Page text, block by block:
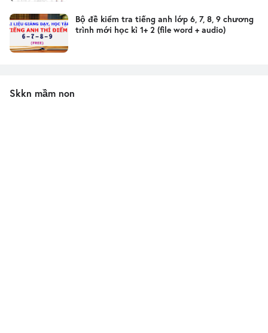
Bộ đề kiểm tra tiếng anh lớp 6, 7, 8, 9 chương
trình mới học kì 1+ 2 (file word + audio)
Skkn mầm non